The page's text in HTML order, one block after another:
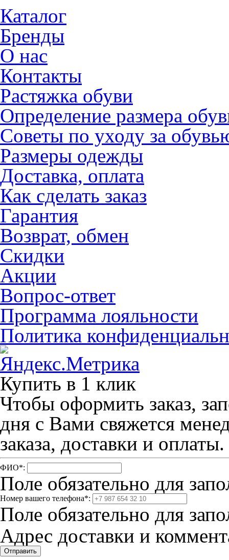
Каталог
Бренды
О нас
Контакты
Растяжка обуви
Определение размера
Советы по уходу за
Размеры одежды
Доставка, оплата
Как сделать заказ
Гарантия
Возврат, обмен
Скидки
Акции
Вопрос-ответ
Программа лояльности
Политика
Купить в 1 клик
Чтобы оформить заказ,
дня с Вами свяжется
заказа, доставки и оплаты.
ФИО*:
Поле обязательно для
Номер вашего телефона*:
Поле обязательно для
Адрес доставки и